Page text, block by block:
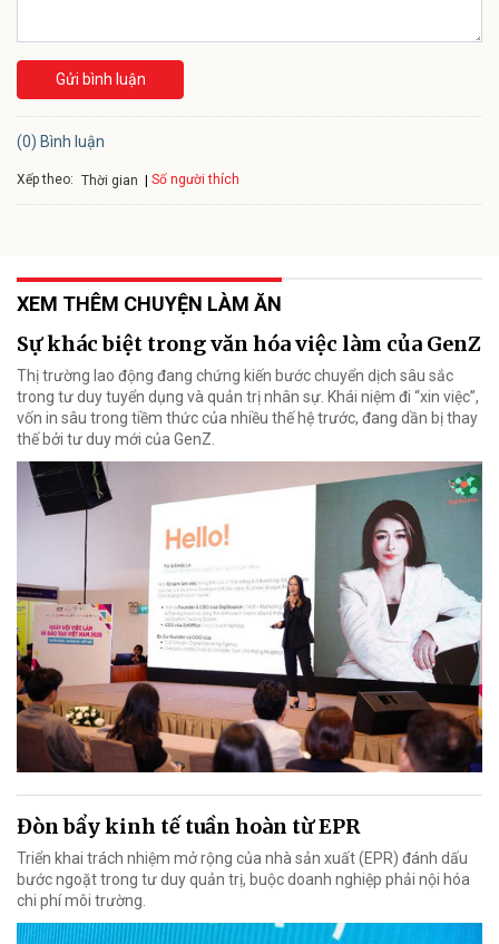
Gửi bình luận
(0) Bình luận
Xếp theo: Thời gian Số người thích
XEM THÊM CHUYỆN LÀM ĂN
Sự khác biệt trong văn hóa việc làm của GenZ
Thị trường lao động đang chứng kiến bước chuyển dịch sâu sắc
trong tư duy tuyển dụng và quản trị nhân sự. Khái niệm đi “xin việc”,
vốn in sâu trong tiềm thức của nhiều thế hệ trước, đang dần bị thay
thế bởi tư duy mới của GenZ.
Đòn bẩy kinh tế tuần hoàn từ EPR
Triển khai trách nhiệm mở rộng của nhà sản xuất (EPR) đánh dấu
bước ngoặt trong tư duy quản trị, buộc doanh nghiệp phải nội hóa
chi phí môi trường.